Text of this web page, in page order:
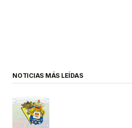
NOTICIAS MÁS LEÍDAS